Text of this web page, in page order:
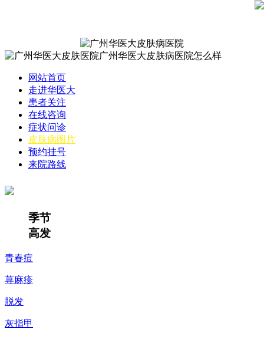
网站首页
走进华医大
患者关注
在线咨询
症状问诊
皮肤病图片
预约挂号
来院路线
季节
高发
青春痘
荨麻疹
脱发
灰指甲